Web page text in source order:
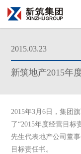
2015.03.23
新筑地产2015年
2015年3月6 日 ，集团
了“2015年度经营目标
先生代表地产公司董
目标责任书。